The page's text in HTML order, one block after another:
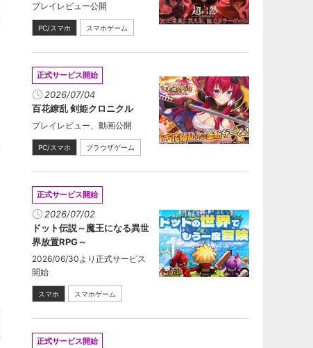
プレイレビュー公開
PC/スマホ スマホゲーム
正式サービス開始
2026/07/04
百花繚乱 剣姫クロニクル
プレイレビュー、動画公開
PC/スマホ ブラウザゲーム
正式サービス開始
2026/07/02
ドット伝説～魔王になる異世
界放置RPG～
2026/06/30より正式サービス
開始
スマホ スマホゲーム
正式サービス開始